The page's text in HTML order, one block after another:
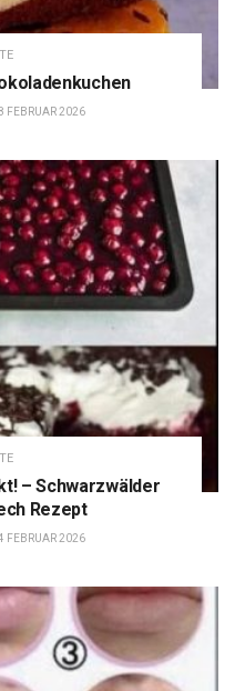
FEBRUAR 2026
– Schwarzwälder
Rezept
FEBRUAR 2026